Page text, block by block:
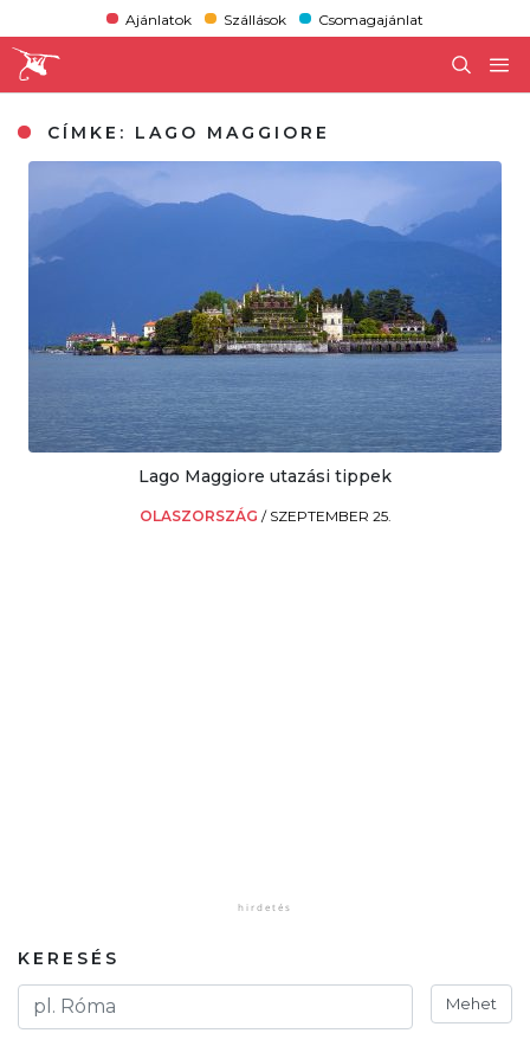
Ajánlatok Szállások Csomagajánlat
CÍMKE: LAGO MAGGIORE
Lago Maggiore utazási tippek
OLASZORSZÁG / SZEPTEMBER 25.
KERESÉS
Mehet